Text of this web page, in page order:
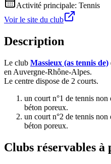
Activité principale: Tennis
Voir le site du club
Description
Le club Massieux (as tennis de)
en Auvergne-Rhône-Alpes.
Le centre dispose de 2 courts.
un court n°1 de tennis non
béton poreux.
un court n°2 de tennis non
béton poreux.
Clubs réservables